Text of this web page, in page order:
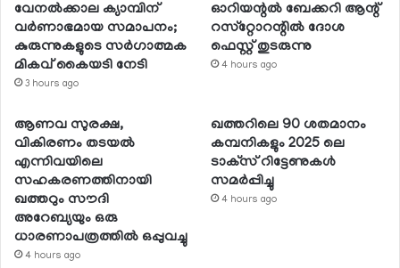
വേനല്‍ക്കാല ക്യാമ്പിന്
വര്‍ണാഭമായ സമാപനം;
കുരുന്നുകളുടെ സര്‍ഗാത്മക
മികവ് കൈയടി നേടി
3 hours ago
ഓറിയന്റല്‍ ബേക്കറി ആന്റ്
റസ്‌റ്റോറന്റില്‍ ദോശ
ഫെസ്റ്റ് തുടരുന്നു
4 hours ago
ആണവ സുരക്ഷ,
വികിരണം തടയല്‍
എന്നിവയിലെ
സഹകരണത്തിനായി
ഖത്തറും സൗദി
അറേബ്യയും ഒരു
ധാരണാപത്രത്തില്‍ ഒപ്പുവച്ചു
4 hours ago
ഖത്തറിലെ 90 ശതമാനം
കമ്പനികളും 2025 ലെ
ടാക്‌സ് റിട്ടേണുകള്‍
സമര്‍പ്പിച്ചു
4 hours ago